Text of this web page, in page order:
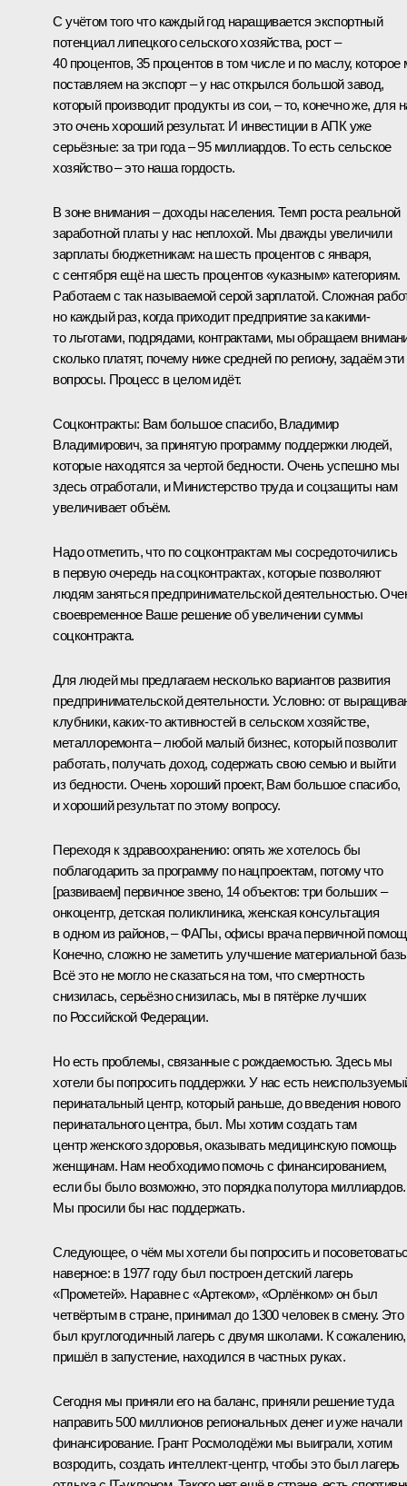
С учётом того что каждый год наращивается экспортный
потенциал липецкого сельского хозяйства, рост –
40 процентов, 35 процентов в том числе и по маслу,
поставляем на экспорт – у нас открылся большой завод,
который производит продукты из сои, – то, конечно же, для
это очень хороший результат. И инвестиции в АПК уже
серьёзные: за три года – 95 миллиардов. То есть сельское
хозяйство – это наша гордость.
В зоне внимания – доходы населения. Темп роста реальной
заработной платы у нас неплохой. Мы дважды увеличили
зарплаты бюджетникам: на шесть процентов с января,
с сентября ещё на шесть процентов «указным» категориям.
Работаем с так называемой серой зарплатой. Сложная
но каждый раз, когда приходит предприятие за какими-
то льготами, подрядами, контрактами, мы обращаем
сколько платят, почему ниже средней по региону, задаём эти
вопросы. Процесс в целом идёт.
Соцконтракты: Вам большое спасибо, Владимир
Владимирович, за принятую программу поддержки людей,
которые находятся за чертой бедности. Очень успешно мы
здесь отработали, и Министерство труда и соцзащиты нам
увеличивает объём.
Надо отметить, что по соцконтрактам мы сосредоточились
в первую очередь на соцконтрактах, которые позволяют
людям заняться предпринимательской деятельностью.
своевременное Ваше решение об увеличении суммы
соцконтракта.
Для людей мы предлагаем несколько вариантов развития
предпринимательской деятельности. Условно: от
клубники, каких-то активностей в сельском хозяйстве,
металлоремонта – любой малый бизнес, который позволит
работать, получать доход, содержать свою семью и выйти
из бедности. Очень хороший проект, Вам большое спасибо,
и хороший результат по этому вопросу.
Переходя к здравоохранению: опять же хотелось бы
поблагодарить за программу по нацпроектам, потому что
[развиваем] первичное звено, 14 объектов: три больших –
онкоцентр, детская поликлиника, женская консультация
в одном из районов, – ФАПы, офисы врача первичной
Конечно, сложно не заметить улучшение материальной
Всё это не могло не сказаться на том, что смертность
снизилась, серьёзно снизилась, мы в пятёрке лучших
по Российской Федерации.
Но есть проблемы, связанные с рождаемостью. Здесь мы
хотели бы попросить поддержки. У нас есть
перинатальный центр, который раньше, до введения нового
перинатального центра, был. Мы хотим создать там
центр женского здоровья, оказывать медицинскую помощь
женщинам. Нам необходимо помочь с финансированием,
если бы было возможно, это порядка полутора миллиардов.
Мы просили бы нас поддержать.
Следующее, о чём мы хотели бы попросить и
наверное: в 1977 году был построен детский лагерь
«Прометей». Наравне с «Артеком», «Орлёнком» он был
четвёртым в стране, принимал до 1300 человек в смену. Это
был круглогодичный лагерь с двумя школами. К
пришёл в запустение, находился в частных руках.
Сегодня мы приняли его на баланс, приняли решение туда
направить 500 миллионов региональных денег и уже начали
финансирование. Грант Росмолодёжи мы выиграли, хотим
возродить, создать интеллект-центр, чтобы это был лагерь